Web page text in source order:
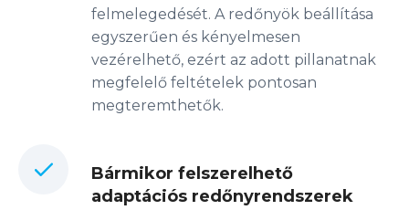
felmelegedését. A redőnyök beállítása
egyszerűen és kényelmesen
vezérelhető, ezért az adott pillanatnak
megfelelő feltételek pontosan
megteremthetők.
Bármikor felszerelhető
adaptációs redőnyrendszerek